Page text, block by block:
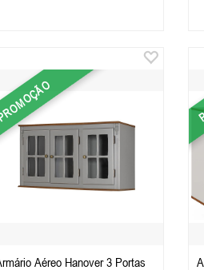
Aéreo Hanover 3 Portas